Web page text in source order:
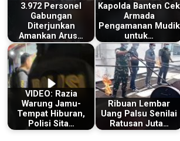
3.972 Personel
Gabungan
Diterjunkan
Amankan Arus…
Kapolda Banten Cek
Armada
Pengamanan Mudik
untuk…
VIDEO: Razia
Warung Jamu-
Tempat Hiburan,
Polisi Sita…
Ribuan Lembar
Uang Palsu Senilai
Ratusan Juta…